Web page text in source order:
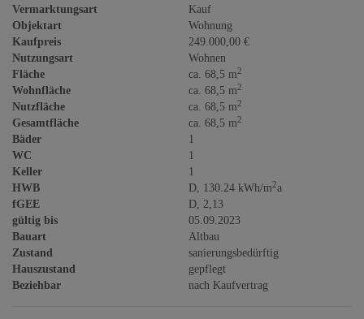
Vermarktungsart
Kauf
Objektart
Wohnung
Kaufpreis
249.000,00 €
Nutzungsart
Wohnen
Fläche
ca. 68,5 m2
Wohnfläche ca. 68,5 m2
Nutzfläche ca. 68,5 m2
Gesamtfläche ca. 68,5 m2
Bäder
1
WC
1
Keller
1
HWB
D, 130.24 kWh/m2a
fGEE
D, 2,13
gültig bis
05.09.2023
Bauart
Altbau
Zustand
sanierungsbedürftig
Hauszustand
gepflegt
Beziehbar
nach Kaufvertrag